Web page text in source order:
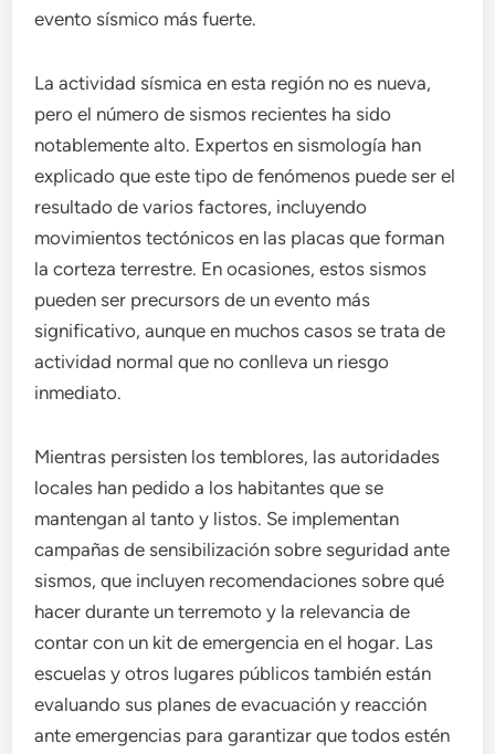
evento sísmico más fuerte.
La actividad sísmica en esta región no es nueva,
pero el número de sismos recientes ha sido
notablemente alto. Expertos en sismología han
explicado que este tipo de fenómenos puede ser el
resultado de varios factores, incluyendo
movimientos tectónicos en las placas que forman
la corteza terrestre. En ocasiones, estos sismos
pueden ser precursors de un evento más
significativo, aunque en muchos casos se trata de
actividad normal que no conlleva un riesgo
inmediato.
Mientras persisten los temblores, las autoridades
locales han pedido a los habitantes que se
mantengan al tanto y listos. Se implementan
campañas de sensibilización sobre seguridad ante
sismos, que incluyen recomendaciones sobre qué
hacer durante un terremoto y la relevancia de
contar con un kit de emergencia en el hogar. Las
escuelas y otros lugares públicos también están
evaluando sus planes de evacuación y reacción
ante emergencias para garantizar que todos estén